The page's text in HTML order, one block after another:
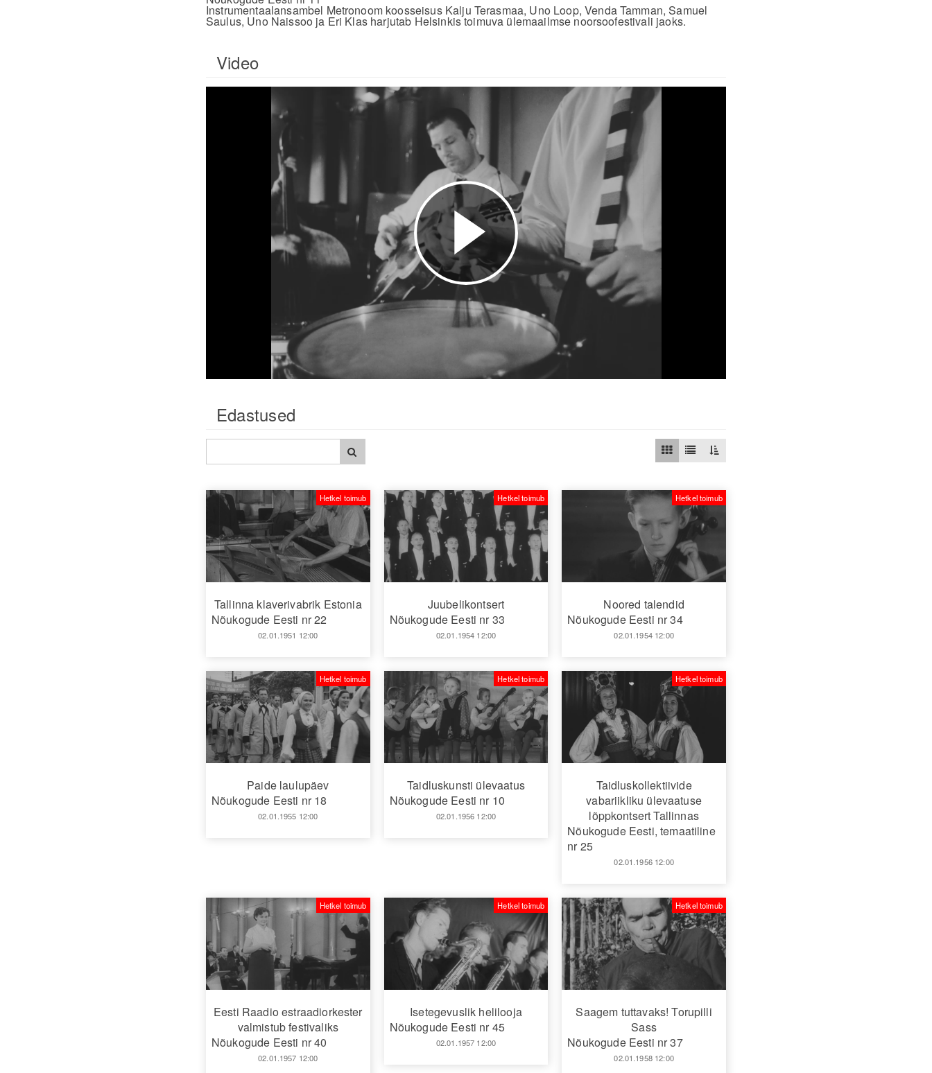
Instrumentaalansambel Metronoom koosseisus Kalju Terasmaa, Uno Loop, Venda Tamman, Samuel
Saulus, Uno Naissoo ja Eri Klas harjutab Helsinkis toimuva ülemaailmse noorsoofestivali jaoks.
Video
Esita
video
Edastused
Tallinna klaverivabrik Estonia
Nõukogude Eesti nr 22
02.01.1951 12:00
Hetkel toimub
Juubelikontsert
Nõukogude Eesti nr 33
02.01.1954 12:00
Hetkel toimub
Noored talendid
Nõukogude Eesti nr 34
02.01.1954 12:00
Hetkel toimub
Paide laulupäev
Nõukogude Eesti nr 18
02.01.1955 12:00
Hetkel toimub
Taidluskunsti ülevaatus
Nõukogude Eesti nr 10
02.01.1956 12:00
Hetkel toimub
Taidluskollektiivide
vabariikliku ülevaatuse
lõppkontsert Tallinnas
Nõukogude Eesti, temaatiline
nr 25
02.01.1956 12:00
Hetkel toimub
Eesti Raadio estraadiorkester
valmistub festivaliks
Nõukogude Eesti nr 40
02.01.1957 12:00
Hetkel toimub
Isetegevuslik helilooja
Nõukogude Eesti nr 45
02.01.1957 12:00
Hetkel toimub
Saagem tuttavaks! Torupilli
Sass
Nõukogude Eesti nr 37
02.01.1958 12:00
Hetkel toimub